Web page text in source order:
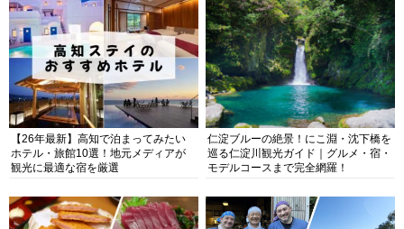
【26年最新】高知で泊まってみたい
ホテル・旅館10選！地元メディアが
観光に最適な宿を厳選
仁淀ブルーの絶景！にこ淵・沈下橋を
巡る仁淀川観光ガイド｜グルメ・宿・
モデルコースまで完全網羅！